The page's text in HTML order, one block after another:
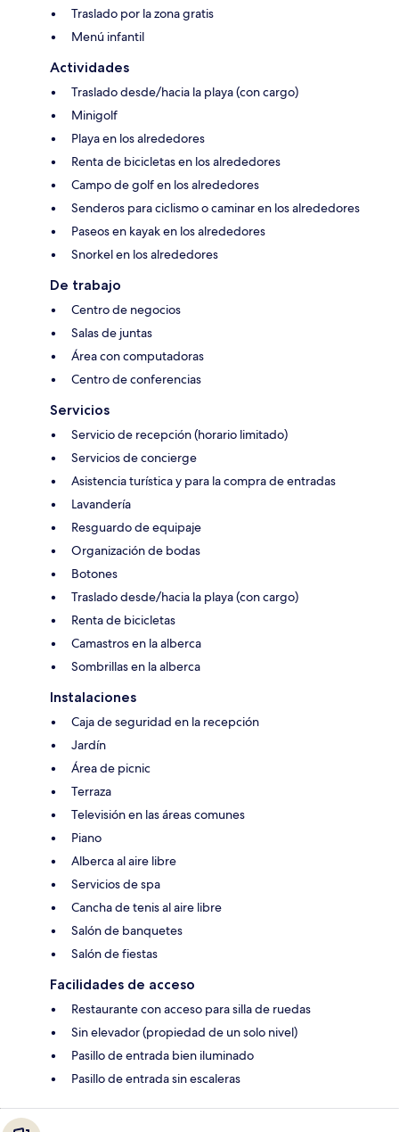
Traslado por la zona gratis
Menú infantil
Actividades
Traslado desde/hacia la playa (con cargo)
Minigolf
Playa en los alrededores
Renta de bicicletas en los alrededores
Campo de golf en los alrededores
Senderos para ciclismo o caminar en los alrededores
Paseos en kayak en los alrededores
Snorkel en los alrededores
De trabajo
Centro de negocios
Salas de juntas
Área con computadoras
Centro de conferencias
Servicios
Servicio de recepción (horario limitado)
Servicios de concierge
Asistencia turística y para la compra de entradas
Lavandería
Resguardo de equipaje
Organización de bodas
Botones
Traslado desde/hacia la playa (con cargo)
Renta de bicicletas
Camastros en la alberca
Sombrillas en la alberca
Instalaciones
Caja de seguridad en la recepción
Jardín
Área de picnic
Terraza
Televisión en las áreas comunes
Piano
Alberca al aire libre
Servicios de spa
Cancha de tenis al aire libre
Salón de banquetes
Salón de fiestas
Facilidades de acceso
Restaurante con acceso para silla de ruedas
Sin elevador (propiedad de un solo nivel)
Pasillo de entrada bien iluminado
Pasillo de entrada sin escaleras